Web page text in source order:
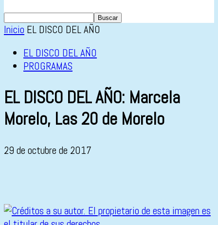
Inicio EL DISCO DEL AÑO
EL DISCO DEL AÑO
PROGRAMAS
EL DISCO DEL AÑO: Marcela
Morelo, Las 20 de Morelo
29 de octubre de 2017